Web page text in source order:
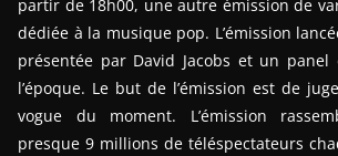
partir de 18h00, une autre émission de
dédiée à la musique pop. L’émission
présentée par David Jacobs et un
l’époque. Le but de l’émission est de
vogue du moment. L’émission
presque 9 millions de téléspectateurs